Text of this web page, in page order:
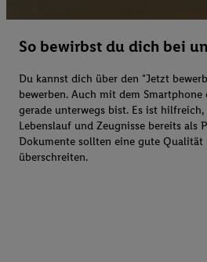
So bewirbst du dich bei
Du kannst dich über den "Jetzt
bewerben. Auch mit dem Smartphone
gerade unterwegs bist. Es ist
Lebenslauf und Zeugnisse bereits als
Dokumente sollten eine gute
überschreiten.